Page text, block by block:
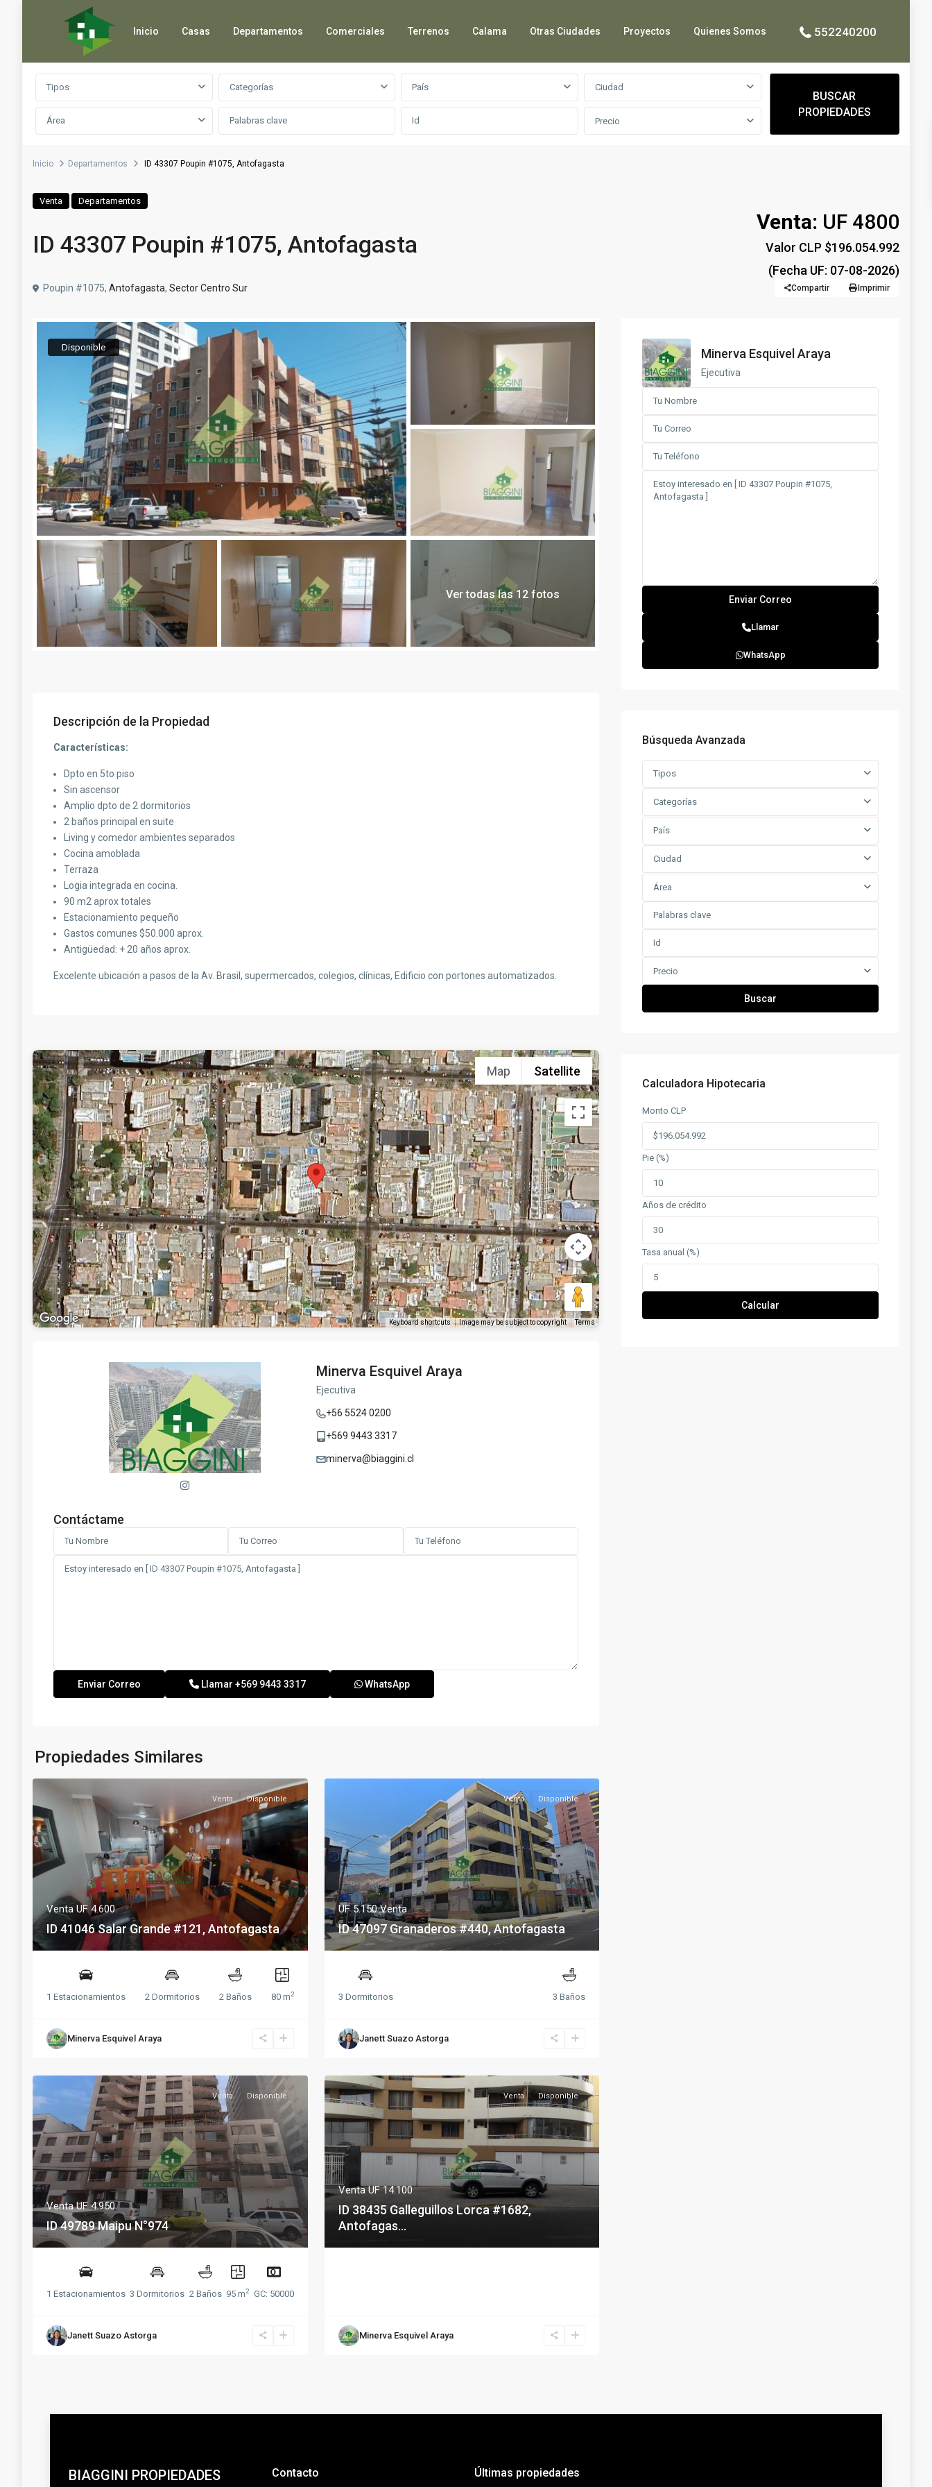
Inicio Casas Departamentos Comerciales Terrenos Calama Otras Ciudades Proyectos Quienes Somos 552240200
Búsqueda avanzada
Tipos Categorías País Ciudad
Área Precio
BUSCAR
PROPIEDADES
Inicio Departamentos ID 43307 Poupin #1075, Antofagasta
Venta Departamentos
ID 43307 Poupin #1075, Antofagasta
Venta: UF 4800
Valor CLP $196.054.992
(Fecha UF: 07-08-2026)
Poupin #1075, Antofagasta, Sector Centro Sur Compartir Imprimir
Disponible
Ver todas las 12 fotos
Descripción de la Propiedad
Características:
Dpto en 5to piso
Sin ascensor
Amplio dpto de 2 dormitorios
2 baños principal en suite
Living y comedor ambientes separados
Cocina amoblada
Terraza
Logia integrada en cocina.
90 m2 aprox totales
Estacionamiento pequeño
Gastos comunes $50.000 aprox.
Antigüedad: + 20 años aprox.
Excelente ubicación a pasos de la Av. Brasil, supermercados, colegios, clínicas, Edificio con portones automatizados.
Map Satellite
Keyboard shortcuts Image may be subject to copyright Terms
Minerva Esquivel Araya
Ejecutiva
+56 5524 0200
+569 9443 3317
minerva@biaggini.cl
Contáctame
Llamar +569 9443 3317 WhatsApp
Propiedades Similares
Venta Disponible
Venta UF 4.600
ID 41046 Salar Grande #121, Antofagasta
1 Estacionamientos 2 Dormitorios 2 Baños 80 m2
Minerva Esquivel Araya
Venta Disponible
UF 5.150Venta
ID 47097 Granaderos #440, Antofagasta
3 Dormitorios 3 Baños
Janett Suazo Astorga
Venta Disponible
VentaUF 4.950
ID 49789 Maipu N°974
1 Estacionamientos 3 Dormitorios 2 Baños 95 m2 GC: 50000
Janett Suazo Astorga
Venta Disponible
VentaUF 14.100
ID 38435 Galleguillos Lorca #1682,
Antofagas...
Minerva Esquivel Araya
Minerva Esquivel Araya
Ejecutiva
Llamar
WhatsApp
Búsqueda Avanzada
Tipos
Categorías
País
Ciudad
Área
Precio
Buscar
Calculadora Hipotecaria
Monto CLP
Pie (%)
Años de crédito
Tasa anual (%)
Calcular
BIAGGINI PROPIEDADES Contacto Últimas propiedades